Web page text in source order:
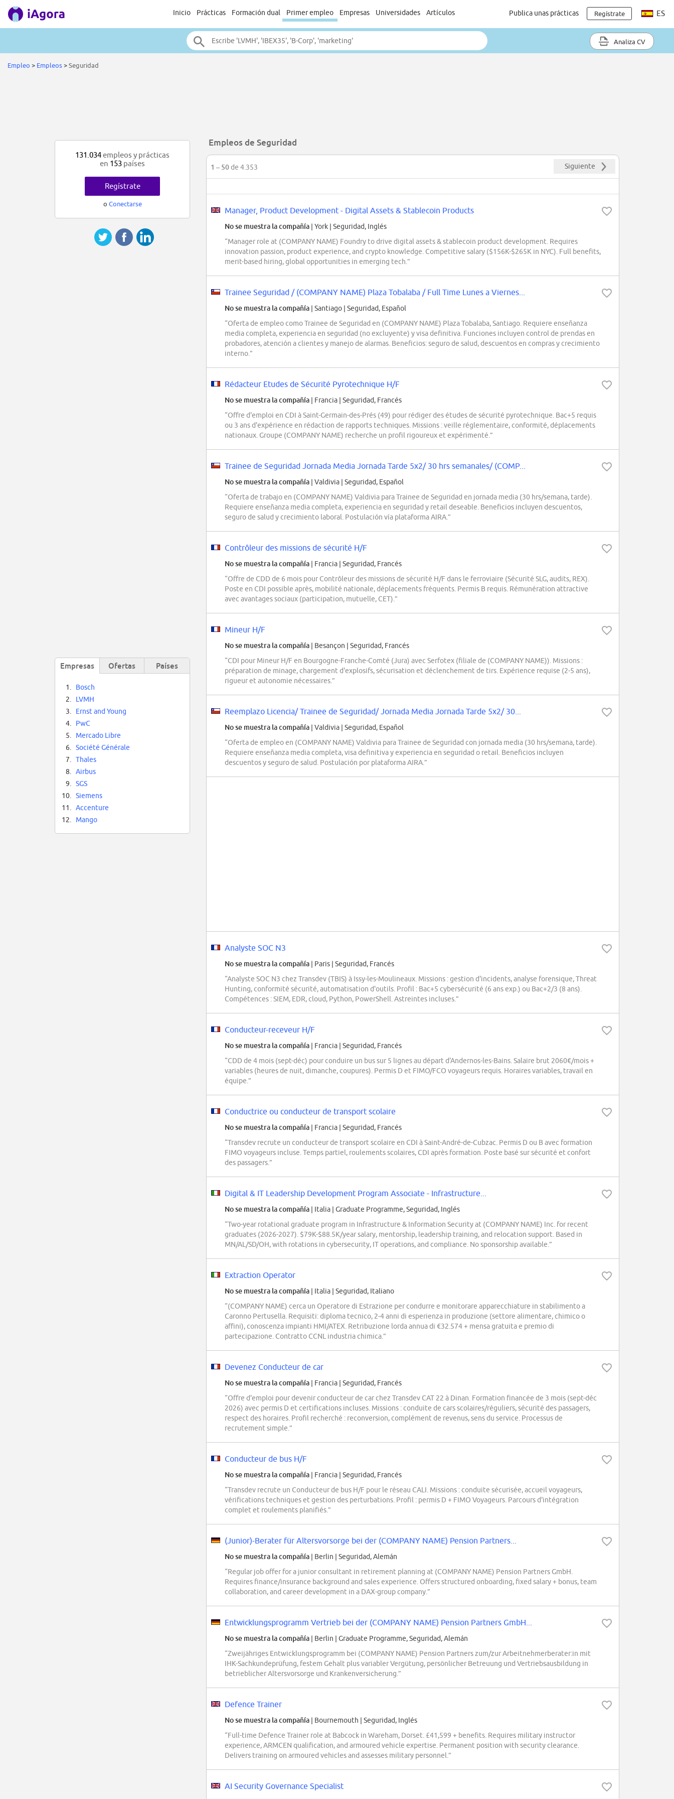
Inicio Prácticas Formación dual Primer empleo Empresas Universidades Artículos Publica unas prácticas Regístrate ES
Analiza CV
Empleo > Empleos>Seguridad
Empleos de Seguridad
1 – 50de 4.353 Siguiente
Manager, Product Development - Digital Assets & Stablecoin Products
No se muestra la compañía | York | Seguridad, Inglés
“Manager role at (COMPANY NAME) Foundry to drive digital assets & stablecoin product development. Requires
innovation passion, product experience, and crypto knowledge. Competitive salary ($156K-$265K in NYC). Full benefits,
merit-based hiring, global opportunities in emerging tech.”
Trainee Seguridad / (COMPANY NAME) Plaza Tobalaba / Full Time Lunes a Viernes...
No se muestra la compañía | Santiago | Seguridad, Español
“Oferta de empleo como Trainee de Seguridad en (COMPANY NAME) Plaza Tobalaba, Santiago. Requiere enseñanza
media completa, experiencia en seguridad (no excluyente) y visa definitiva. Funciones incluyen control de prendas en
probadores, atención a clientes y manejo de alarmas. Beneficios: seguro de salud, descuentos en compras y crecimiento
interno.”
Rédacteur Etudes de Sécurité Pyrotechnique H/F
No se muestra la compañía | Francia | Seguridad, Francés
“Offre d'emploi en CDI à Saint-Germain-des-Prés (49) pour rédiger des études de sécurité pyrotechnique. Bac+5 requis
ou 3 ans d'expérience en rédaction de rapports techniques. Missions : veille réglementaire, conformité, déplacements
nationaux. Groupe (COMPANY NAME) recherche un profil rigoureux et expérimenté.”
Trainee de Seguridad Jornada Media Jornada Tarde 5x2/ 30 hrs semanales/ (COMP...
No se muestra la compañía | Valdivia | Seguridad, Español
“Oferta de trabajo en (COMPANY NAME) Valdivia para Trainee de Seguridad en jornada media (30 hrs/semana, tarde).
Requiere enseñanza media completa, experiencia en seguridad y retail deseable. Beneficios incluyen descuentos,
seguro de salud y crecimiento laboral. Postulación vía plataforma AIRA.”
Contrôleur des missions de sécurité H/F
No se muestra la compañía | Francia | Seguridad, Francés
“Offre de CDD de 6 mois pour Contrôleur des missions de sécurité H/F dans le ferroviaire (Sécurité SLG, audits, REX).
Poste en CDI possible après, mobilité nationale, déplacements fréquents. Permis B requis. Rémunération attractive
avec avantages sociaux (participation, mutuelle, CET).”
Mineur H/F
No se muestra la compañía | Besançon | Seguridad, Francés
“CDI pour Mineur H/F en Bourgogne-Franche-Comté (Jura) avec Serfotex (filiale de (COMPANY NAME)). Missions :
préparation de minage, chargement d'explosifs, sécurisation et déclenchement de tirs. Expérience requise (2-5 ans),
rigueur et autonomie nécessaires.”
Reemplazo Licencia/ Trainee de Seguridad/ Jornada Media Jornada Tarde 5x2/ 30...
No se muestra la compañía | Valdivia | Seguridad, Español
“Oferta de empleo en (COMPANY NAME) Valdivia para Trainee de Seguridad con jornada media (30 hrs/semana, tarde).
Requiere enseñanza media completa, visa definitiva y experiencia en seguridad o retail. Beneficios incluyen
descuentos y seguro de salud. Postulación por plataforma AIRA.”
Analyste SOC N3
No se muestra la compañía | Paris | Seguridad, Francés
“Analyste SOC N3 chez Transdev (TBIS) à Issy-les-Moulineaux. Missions : gestion d'incidents, analyse forensique, Threat
Hunting, conformité sécurité, automatisation d'outils. Profil : Bac+5 cybersécurité (6 ans exp.) ou Bac+2/3 (8 ans).
Compétences : SIEM, EDR, cloud, Python, PowerShell. Astreintes incluses.”
Conducteur-receveur H/F
No se muestra la compañía | Francia | Seguridad, Francés
“CDD de 4 mois (sept-déc) pour conduire un bus sur 5 lignes au départ d'Andernos-les-Bains. Salaire brut 2060€/mois +
variables (heures de nuit, dimanche, coupures). Permis D et FIMO/FCO voyageurs requis. Horaires variables, travail en
équipe.”
Conductrice ou conducteur de transport scolaire
No se muestra la compañía | Francia | Seguridad, Francés
“Transdev recrute un conducteur de transport scolaire en CDI à Saint-André-de-Cubzac. Permis D ou B avec formation
FIMO voyageurs incluse. Temps partiel, roulements scolaires, CDI après formation. Poste basé sur sécurité et confort
des passagers.”
Digital & IT Leadership Development Program Associate - Infrastructure...
No se muestra la compañía | Italia | Graduate Programme, Seguridad, Inglés
“Two-year rotational graduate program in Infrastructure & Information Security at (COMPANY NAME) Inc. for recent
graduates (2026-2027). $79K-$88.5K/year salary, mentorship, leadership training, and relocation support. Based in
MN/AL/SD/OH, with rotations in cybersecurity, IT operations, and compliance. No sponsorship available.”
Extraction Operator
No se muestra la compañía | Italia | Seguridad, Italiano
“(COMPANY NAME) cerca un Operatore di Estrazione per condurre e monitorare apparecchiature in stabilimento a
Caronno Pertusella. Requisiti: diploma tecnico, 2-4 anni di esperienza in produzione (settore alimentare, chimico o
affini), conoscenza impianti HMI/ATEX. Retribuzione lorda annua di €32.574 + mensa gratuita e premio di
partecipazione. Contratto CCNL industria chimica.”
Devenez Conducteur de car
No se muestra la compañía | Francia | Seguridad, Francés
“Offre d'emploi pour devenir conducteur de car chez Transdev CAT 22 à Dinan. Formation financée de 3 mois (sept-déc
2026) avec permis D et certifications incluses. Missions : conduite de cars scolaires/réguliers, sécurité des passagers,
respect des horaires. Profil recherché : reconversion, complément de revenus, sens du service. Processus de
recrutement simple.”
Conducteur de bus H/F
No se muestra la compañía | Francia | Seguridad, Francés
“Transdev recrute un Conducteur de bus H/F pour le réseau CALI. Missions : conduite sécurisée, accueil voyageurs,
vérifications techniques et gestion des perturbations. Profil : permis D + FIMO Voyageurs. Parcours d'intégration
complet et roulements planifiés.”
(Junior)-Berater für Altersvorsorge bei der (COMPANY NAME) Pension Partners...
No se muestra la compañía | Berlin | Seguridad, Alemán
“Regular job offer for a junior consultant in retirement planning at (COMPANY NAME) Pension Partners GmbH.
Requires finance/insurance background and sales experience. Offers structured onboarding, fixed salary + bonus, team
collaboration, and career development in a DAX-group company.”
Entwicklungsprogramm Vertrieb bei der (COMPANY NAME) Pension Partners GmbH...
No se muestra la compañía | Berlin | Graduate Programme, Seguridad, Alemán
“Zweijähriges Entwicklungsprogramm bei (COMPANY NAME) Pension Partners zum/zur Arbeitnehmerberater:in mit
IHK-Sachkundeprüfung, festem Gehalt plus variabler Vergütung, persönlicher Betreuung und Vertriebsausbildung in
betrieblicher Altersvorsorge und Krankenversicherung.”
Defence Trainer
No se muestra la compañía | Bournemouth | Seguridad, Inglés
“Full-time Defence Trainer role at Babcock in Wareham, Dorset. £41,599 + benefits. Requires military instructor
experience, ARMCEN qualification, and armoured vehicle expertise. Permanent position with security clearance.
Delivers training on armoured vehicles and assesses military personnel.”
AI Security Governance Specialist
131.034empleos y prácticas
en 153 países
Regístrate
o Conectarse
Empresas Ofertas Países
1.
Bosch
2.
LVMH
3.
Ernst and Young
4.
PwC
5.
Mercado Libre
6.
Société Générale
7.
Thales
8.
Airbus
9.
SGS
10.
Siemens
11.
Accenture
12.
Mango